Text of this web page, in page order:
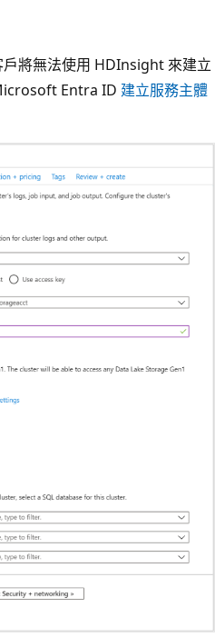
將無法使用 HDInsight 來建立
Entra ID 建立服務主體